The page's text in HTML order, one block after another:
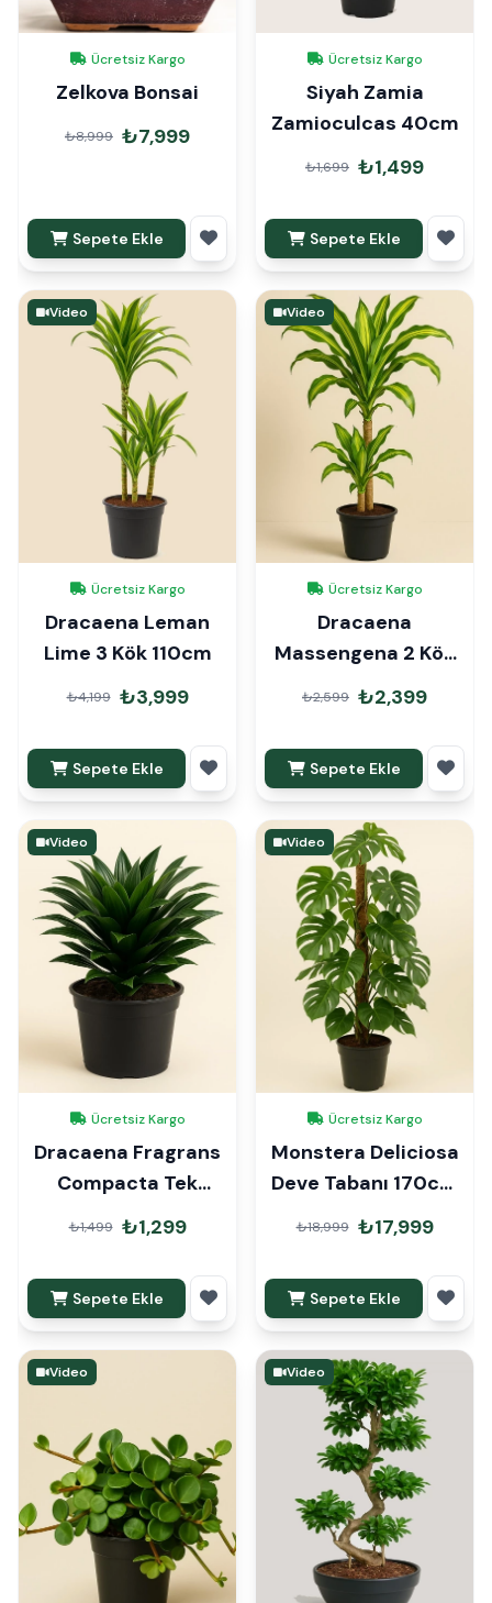
Ücretsiz Kargo
Zelkova Bonsai
₺8,999 ₺7,999
Sepete Ekle
Ücretsiz Kargo
Siyah Zamia
Zamioculcas 40cm
₺1,699 ₺1,499
Sepete Ekle
Video
Ücretsiz Kargo
Dracaena Leman
Lime 3 Kök 110cm
₺4,199 ₺3,999
Sepete Ekle
Video
Ücretsiz Kargo
Dracaena
Massengena 2 Kök
90cm
₺2,599 ₺2,399
Sepete Ekle
Video
Ücretsiz Kargo
Dracaena Fragrans
Compacta Tek
Gövde
₺1,499 ₺1,299
Sepete Ekle
Video
Ücretsiz Kargo
Monstera Deliciosa
Deve Tabanı 170cm
Mons Çubuklu
₺18,999 ₺17,999
Sepete Ekle
Video Video